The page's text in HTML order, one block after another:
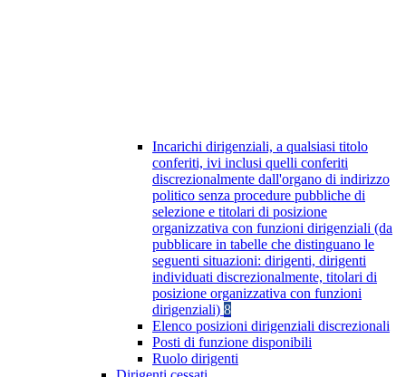
Incarichi dirigenziali, a qualsiasi titolo
conferiti, ivi inclusi quelli conferiti
discrezionalmente dall'organo di indirizzo
politico senza procedure pubbliche di
selezione e titolari di posizione
organizzativa con funzioni dirigenziali (da
pubblicare in tabelle che distinguano le
seguenti situazioni: dirigenti, dirigenti
individuati discrezionalmente, titolari di
posizione organizzativa con funzioni
dirigenziali) 8
Elenco posizioni dirigenziali discrezionali
Posti di funzione disponibili
Ruolo dirigenti